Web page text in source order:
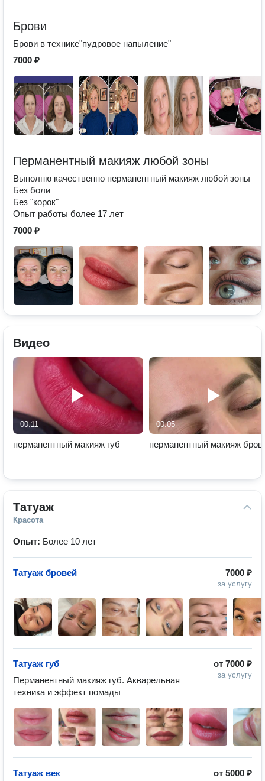
Брови
Брови в технике"пудровое напыление"
7000 ₽
Перманентный макияж любой зоны
Выполню качественно перманентный макияж любой зоны
Без боли
Без "корок"
Опыт работы более 17 лет
7000 ₽
Видео
00:11
перманентный макияж губ
00:05
перманентный макияж
Татуаж
Красота
Опыт: Более 10 лет
7000 ₽
за услугу
Татуаж бровей
от 7000 ₽
за услугу
Татуаж губ
Перманентный макияж губ. Акварельная
техника и эффект помады
от 5000 ₽
Татуаж век